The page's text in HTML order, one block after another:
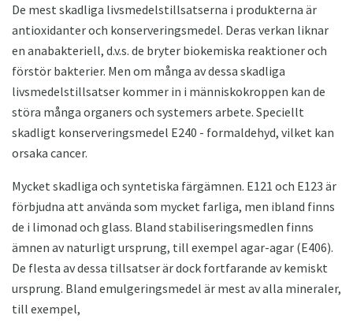
De mest skadliga livsmedelstillsatserna i produkterna är
antioxidanter och konserveringsmedel. Deras verkan liknar
en anabakteriell, d.v.s. de bryter biokemiska reaktioner och
förstör bakterier. Men om många av dessa skadliga
livsmedelstillsatser kommer in i människokroppen kan de
störa många organers och systemers arbete. Speciellt
skadligt konserveringsmedel E240 - formaldehyd, vilket kan
orsaka cancer.
Mycket skadliga och syntetiska färgämnen. Е121 och Е123 är
förbjudna att använda som mycket farliga, men ibland finns
de i limonad och glass. Bland stabiliseringsmedlen finns
ämnen av naturligt ursprung, till exempel agar-agar (E406).
De flesta av dessa tillsatser är dock fortfarande av kemiskt
ursprung. Bland emulgeringsmedel är mest av alla mineraler,
till exempel,